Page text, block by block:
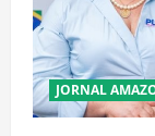
JORNAL